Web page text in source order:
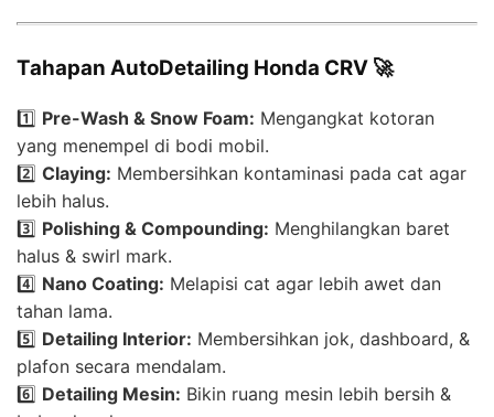
Tahapan AutoDetailing Honda CRV 🚀
1️⃣ Pre-Wash & Snow Foam: Mengangkat kotoran
yang menempel di bodi mobil.
2️⃣ Claying: Membersihkan kontaminasi pada cat agar
lebih halus.
3️⃣ Polishing & Compounding: Menghilangkan baret
halus & swirl mark.
4️⃣ Nano Coating: Melapisi cat agar lebih awet dan
tahan lama.
5️⃣ Detailing Interior: Membersihkan jok, dashboard, &
plafon secara mendalam.
6️⃣ Detailing Mesin: Bikin ruang mesin lebih bersih &